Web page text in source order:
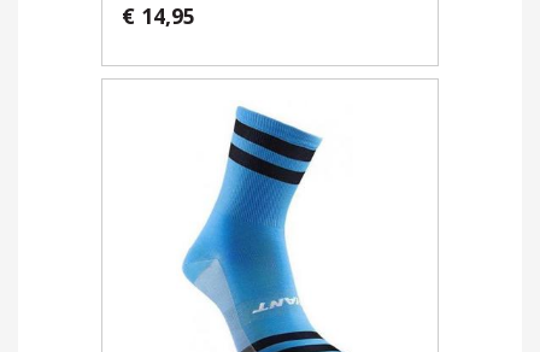
€ 14,95